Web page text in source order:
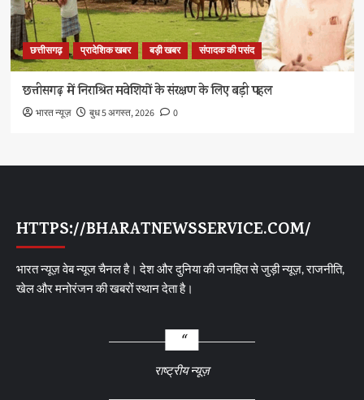
छत्तीसगढ़ प्रादेशिक खबर बड़ी खबर संपादक की पसंद
छत्तीसगढ़ में निराश्रित मवेशियों के संरक्षण के लिए बड़ी पहल
भारत न्यूज़ बुध 5 अगस्त, 2026 0
HTTPS://BHARATNEWSSERVICE.COM/
भारत न्यूज़ वेब न्यूज चैनल है। देश और दुनिया की जनहित से जुड़ी न्यूज़, राजनीति,
खेल और मनोरंजन की खबरों स्थान देता है।
राष्ट्रीय न्यूज़